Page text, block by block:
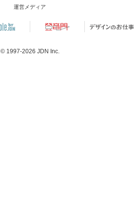
運営メディア
© 1997-2026 JDN Inc.